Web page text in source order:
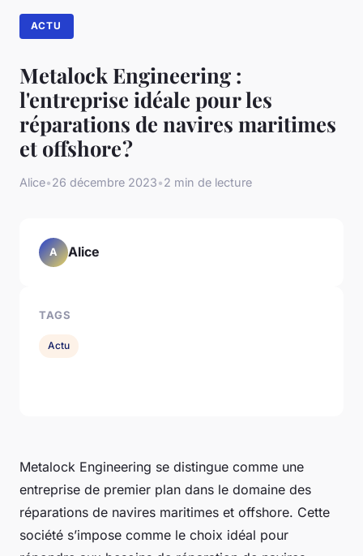
ACTU
Metalock Engineering :
l'entreprise idéale pour les
réparations de navires maritimes
et offshore ?
Alice•26 décembre 2023•2 min de lecture
Metalock Engineering se distingue comme une
entreprise de premier plan dans le domaine des
réparations de navires maritimes et offshore. Cette
société s’impose comme le choix idéal pour
A Alice
TAGS
Actu